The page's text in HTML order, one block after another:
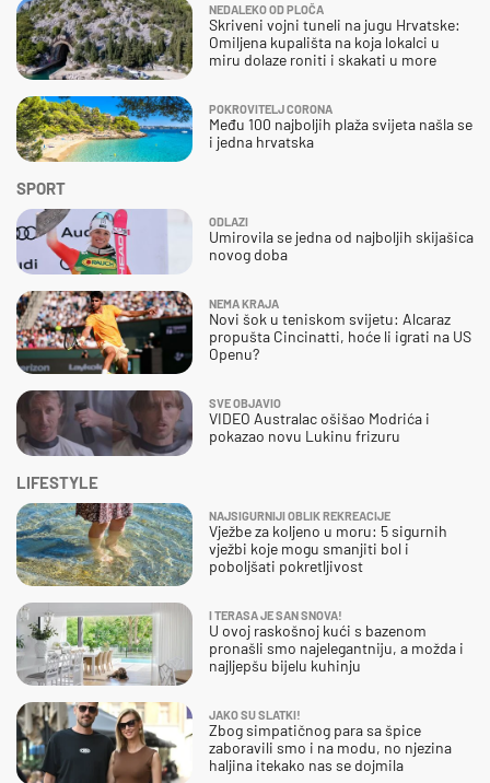
SPORT
ODLAZI
Umirovila se jedna od najboljih skijašica
novog doba
NEMA KRAJA
Novi šok u teniskom svijetu: Alcaraz
propušta Cincinatti, hoće li igrati na US
Openu?
SVE OBJAVIO
VIDEO Australac ošišao Modrića i
pokazao novu Lukinu frizuru
NEDALEKO OD PLOČA
Skriveni vojni tuneli na jugu Hrvatske:
Omiljena kupališta na koja lokalci u
miru dolaze roniti i skakati u more
POKROVITELJ CORONA
Među 100 najboljih plaža svijeta našla se
i jedna hrvatska
LIFESTYLE
NAJSIGURNIJI OBLIK REKREACIJE
Vježbe za koljeno u moru: 5 sigurnih
vježbi koje mogu smanjiti bol i
poboljšati pokretljivost
I TERASA JE SAN SNOVA!
U ovoj raskošnoj kući s bazenom
pronašli smo najelegantniju, a možda i
najljepšu bijelu kuhinju
JAKO SU SLATKI!
Zbog simpatičnog para sa špice
zaboravili smo i na modu, no njezina
haljina itekako nas se dojmila